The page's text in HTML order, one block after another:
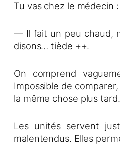
Tu vas chez le médecin :
— Il fait un peu chaud,
disons… tiède ++.
On comprend
Impossible de
la même chose plus tard.
Les unités servent
malentendus. Elles